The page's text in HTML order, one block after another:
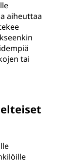
aiheuttaa
tai